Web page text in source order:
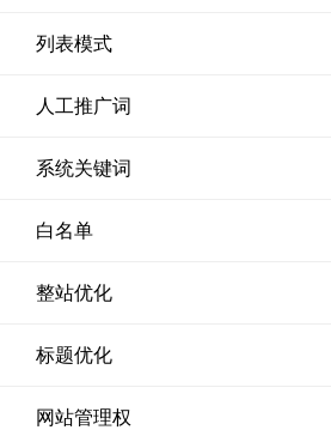
列表模式
人工推广词
系统关键词
白名单
整站优化
标题优化
网站管理权